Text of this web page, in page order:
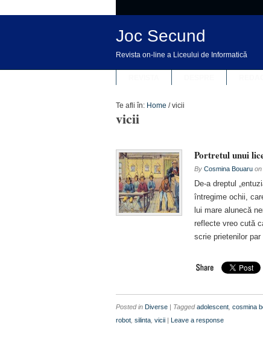
Joc Secund
Revista on-line a Liceului de Informatică
Te afli în: Home / vicii
vicii
Portretul unui
By Cosmina Bouaru on
De-a dreptul
întregime ochii,
lui mare alunecă
reflecte vreo cută
scrie prietenilor
Posted in Diverse | Taggedadolescent cosmina
robot silinta vicii | Leave a response